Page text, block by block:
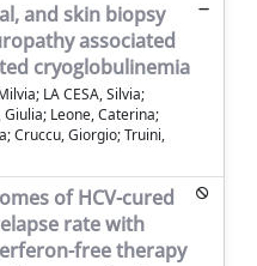
and skin biopsy
associated
cryoglobulinemia
LA CESA, Silvia;
Giulia; Leone, Caterina;
Cruccu, Giorgio; Truini,
of HCV-cured
rate with
free therapy